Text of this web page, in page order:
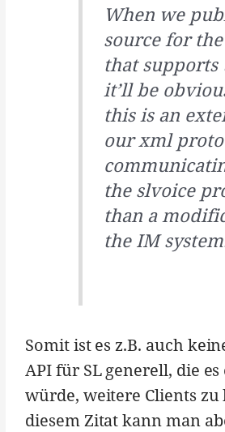
When we
source for
that supports
it’ll be
this is an
our xml
the slvoice
than a
the IM
Somit ist es z.B. auch
API für SL generell, die
würde, weitere Clients zu
diesem Zitat kann man